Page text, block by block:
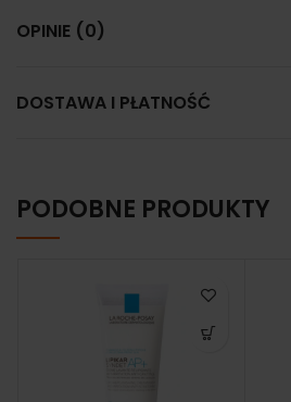
OPINIE (0)
DOSTAWA I PŁATNOŚĆ
PODOBNE PRODUKTY